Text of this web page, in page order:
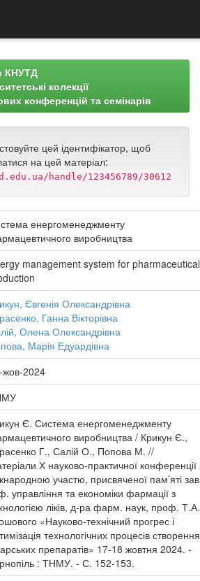
КНУТД
колекції
конференцій та семінарів
цей ідентифікатор, щоб
на цей матеріал:
handle/123456789/30612
енергоменеджменту
виробництва
management system for pharmaceutical
Євгенія Олександрівна
Ганна Вікторівна
Олена Олександрівна
Марія Едуардівна
жов-2024
Є. Система енергоменеджменту
виробництва / Крикун Є.,
Г., Салій О., Попова М. //
Х науково-практичної конференції
участю, присвяченої пам’яті
управління та економіки фармації з
ліків, д-ра фарм. наук, проф. Т.А.
«Науково-технічний прогрес і
технологічних процесів створення
препаратів» 17-18 жовтня 2024. -
: ТНМУ. - С. 152-153.